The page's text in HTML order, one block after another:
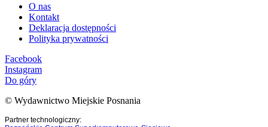
O nas
Kontakt
Deklaracja dostępności
Polityka prywatności
Facebook
Instagram
Do góry
© Wydawnictwo Miejskie Posnania
Partner technologiczny: